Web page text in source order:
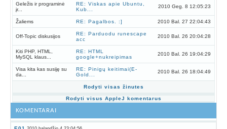
Geležis ir programinė
įr...
RE: Viskas apie Ubuntu,
Kub...
2010 Geg. 8 12:05:23
Žaliems RE: Pagalbos. :] 2010 Bal. 27 22:04:43
Off-Topic diskusijos
RE: Parduodu runescape
acc
2010 Bal. 26 20:04:28
Kiti PHP, HTML,
MySQL klaus...
RE: HTML
google+nukreipimas
2010 Bal. 26 19:04:29
Visa kita kas susiję su
da...
RE: Pinigų keitimai(E-
Gold...
2010 Bal. 26 18:04:49
Rodyti visas žinutes
Rodyti visus AppleJ komentarus
KOMENTARAI